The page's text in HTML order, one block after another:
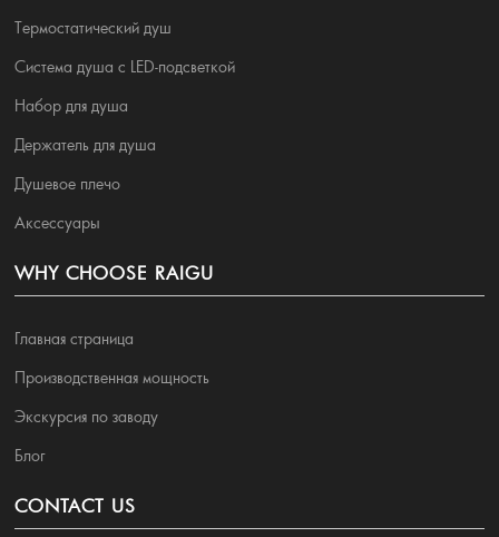
Термостатический душ
Система душа с LED-подсветкой
Набор для душа
Держатель для душа
Душевое плечо
Аксессуары
WHY CHOOSE RAIGU
Главная страница
Производственная мощность
Экскурсия по заводу
Блог
CONTACT US